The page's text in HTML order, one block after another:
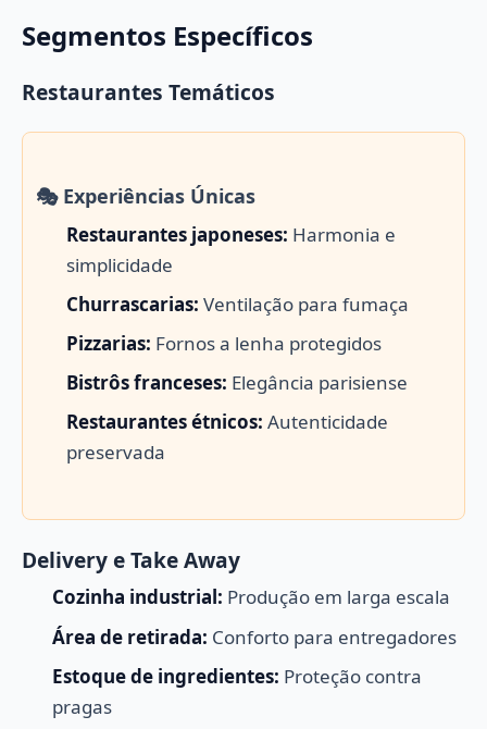
Segmentos Específicos
Restaurantes Temáticos
🎭 Experiências Únicas
Restaurantes japoneses: Harmonia e
simplicidade
Churrascarias: Ventilação para fumaça
Pizzarias: Fornos a lenha protegidos
Bistrôs franceses: Elegância parisiense
Restaurantes étnicos: Autenticidade
preservada
Delivery e Take Away
Cozinha industrial: Produção em larga escala
Área de retirada: Conforto para entregadores
Estoque de ingredientes: Proteção contra
pragas